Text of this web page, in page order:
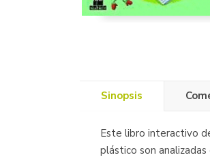
Sinopsis
Este libro interactivo
plástico son